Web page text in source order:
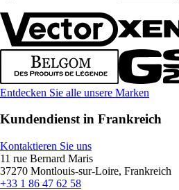
Entdecken Sie alle unsere Marken
Kundendienst in Frankreich
Kontaktieren Sie uns
11 rue Bernard Maris
37270 Montlouis-sur-Loire, Frankreich
+33 1 86 47 62 58